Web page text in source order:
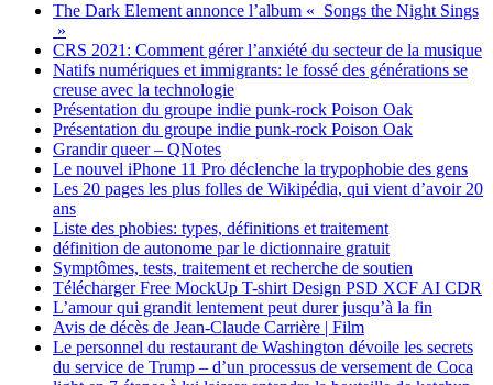
The Dark Element annonce l’album « Songs the Night Sings
»
CRS 2021: Comment gérer l’anxiété du secteur de la musique
Natifs numériques et immigrants: le fossé des générations se
creuse avec la technologie
Présentation du groupe indie punk-rock Poison Oak
Présentation du groupe indie punk-rock Poison Oak
Grandir queer – QNotes
Le nouvel iPhone 11 Pro déclenche la trypophobie des gens
Les 20 pages les plus folles de Wikipédia, qui vient d’avoir 20
ans
Liste des phobies: types, définitions et traitement
définition de autonome par le dictionnaire gratuit
Symptômes, tests, traitement et recherche de soutien
Télécharger Free MockUp T-shirt Design PSD XCF AI CDR
L’amour qui grandit lentement peut durer jusqu’à la fin
Avis de décès de Jean-Claude Carrière | Film
Le personnel du restaurant de Washington dévoile les secrets
du service de Trump – d’un processus de versement de Coca